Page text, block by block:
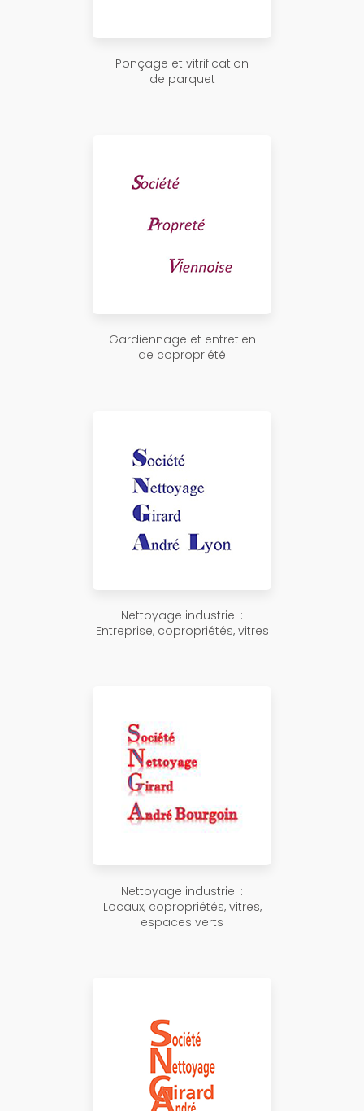
Ponçage et vitrification
de parquet
Gardiennage et entretien
de copropriété
Nettoyage industriel :
Entreprise, copropriétés, vitres
Nettoyage industriel :
Locaux, copropriétés, vitres,
espaces verts